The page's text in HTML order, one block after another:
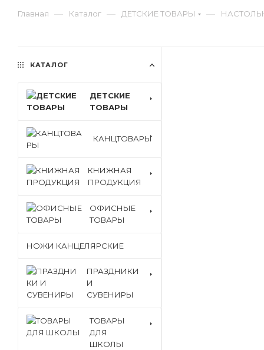
Главная — Каталог — ДЕТСКИЕ ТОВАРЫ —
КАТАЛОГ
ДЕТСКИЕ
ТОВАРЫ
КАНЦТОВАРЫ
КНИЖНАЯ
ПРОДУКЦИЯ
ОФИСНЫЕ
ТОВАРЫ
НОЖИ КАНЦЕЛЯРСКИЕ
ПРАЗДНИКИ
И
СУВЕНИРЫ
ТОВАРЫ
ДЛЯ
ШКОЛЫ